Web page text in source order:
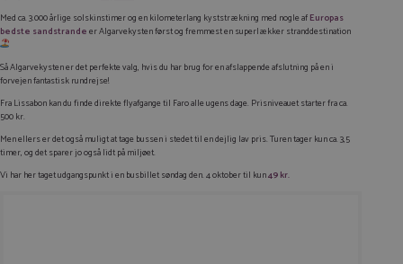
Med ca. 3.000 årlige solskinstimer og en kilometerlang kyststrækning med nogle afEuropas
bedste sandstrandeer Algarvekysten først og fremmest en superlækker stranddestination
Så Algarvekysten er det perfekte valg, hvis du har brug for en afslappende afslutning på en i
forvejen fantastisk rundrejse!
Fra Lissabon kan du finde direkte flyafgange til Faro alle ugens dage. Prisniveauet starter fra ca.
500 kr.
Men ellers er det også muligt at tage bussen i stedet til en dejlig lav pris. Turen tager kun ca. 3,5
timer, og det sparer jo også lidt på miljøet.
Vi har her taget udgangspunkt i en busbillet søndag den. 4 oktober til kun49 kr.